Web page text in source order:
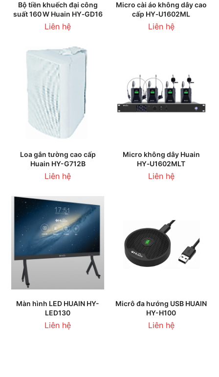
Bộ tiền khuếch đại công
suất 160 W Huain HY‑GD16
Liên hệ
Micro cài áo không dây cao
cấp HY‑U1602ML
Liên hệ
Loa gắn tường cao cấp
Huain HY-G712B
Liên hệ
Micro không dây Huain
HY‑U1602MLT
Liên hệ
Màn hình LED HUAIN HY-
LED130
Liên hệ
Micrô đa hướng USB HUAIN
HY-H100
Liên hệ